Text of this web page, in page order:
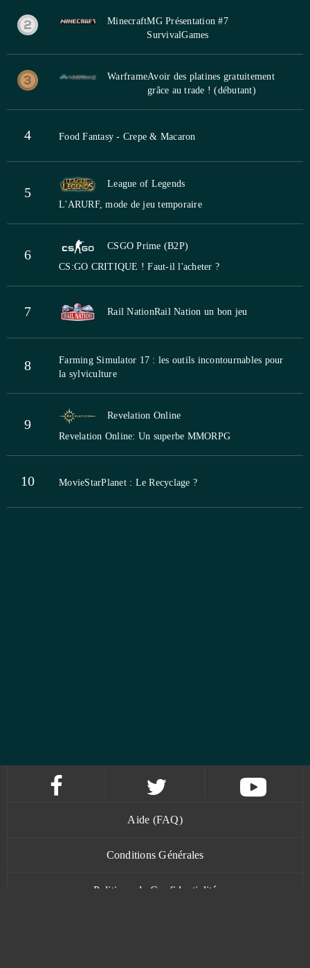
MinecraftMG Présentation #7
SurvivalGames
WarframeAvoir des platines gratuitement
grâce au trade ! (débutant)
4 Food Fantasy - Crepe & Macaron
5
League of Legends
L'ARURF, mode de jeu temporaire
6
CSGO Prime (B2P)
CS:GO CRITIQUE ! Faut-il l'acheter ?
7 Rail NationRail Nation un bon jeu
8
Farming Simulator 17 : les outils incontournables pour
la sylviculture
9
Revelation Online
Revelation Online: Un superbe MMORPG
10 MovieStarPlanet : Le Recyclage ?
Aide (FAQ)
Conditions Générales
Politique de Confidentialité